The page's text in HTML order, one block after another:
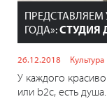
ПРЕДСТАВЛЯЕМ
ГОДА»:СТУДИЯ
26.12.2018 Культура
У каждого
или b2c, есть душа.